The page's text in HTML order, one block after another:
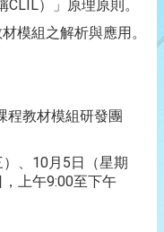
）」原理原則。
組之解析與應用。
教材模組研發團
、10月5日（星期
上午9:00至下午